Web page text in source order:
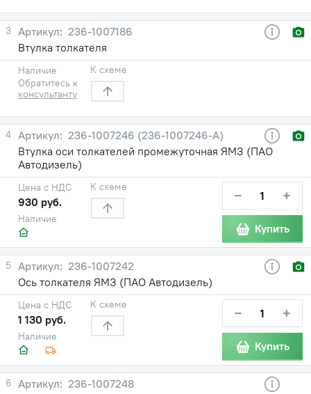
3
236-1007186
Втулка толкателя
Наличие
Обратитесь к
консультанту
К схеме
4
236-1007246 (236-1007246-А)
Втулка оси толкателей промежуточная ЯМЗ (ПАО
Автодизель)
Наличие
Цена с НДС
930 руб.
К схеме − +
Купить
5
236-1007242
Ось толкателя ЯМЗ (ПАО Автодизель)
Наличие
Цена с НДС
1 130 руб.
К схеме − +
Купить
6
236-1007248